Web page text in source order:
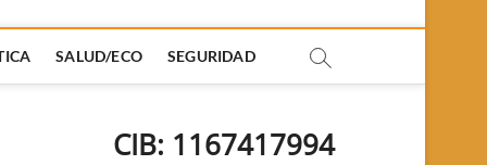
SALUD/ECO SEGURIDAD
CIB: 1167417994